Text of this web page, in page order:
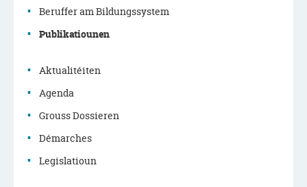
Menu
de
navigation
principale
Beruffer am Bildungssystem
Publikatiounen
Aktualitéiten
Agenda
Grouss Dossieren
Démarches
Legislatioun